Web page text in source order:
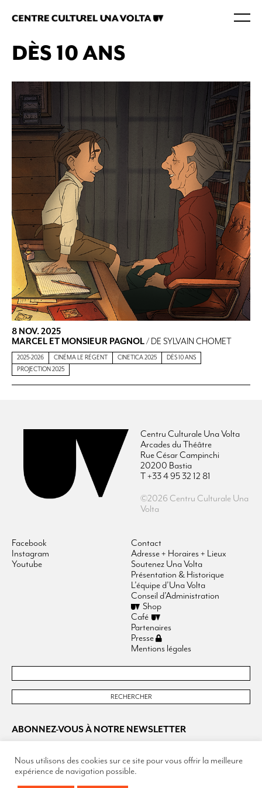
DÈS 10 ANS
8 NOV. 2025
MARCEL ET MONSIEUR PAGNOL/ DE SYLVAIN CHOMET
2025-2026 CINÉMA LE RÉGENT CINETICA 2025
DÈS 10 ANS
PROJECTION 2025
Centru Culturale Una Volta
Arcades du Théâtre
Rue César Campinchi
20200 Bastia
T +33 4 95 32 12 81
©2026 Centru Culturale Una
Volta
Facebook
Instagram
Youtube
Contact
Adresse + Horaires + Lieux
Soutenez Una Volta
Présentation & Historique
L’équipe d’Una Volta
Conseil d’Administration
Shop
Café
Partenaires
Presse
Mentions légales
ABONNEZ-VOUS À NOTRE NEWSLETTER
Nous utilisons des cookies sur ce site pour vous offrir la meilleure
expérience de navigation possible.